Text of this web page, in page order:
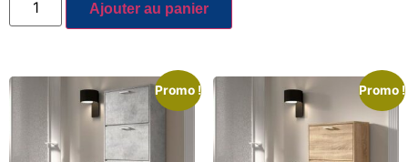
Ajouter au panier
Promo ! Promo !